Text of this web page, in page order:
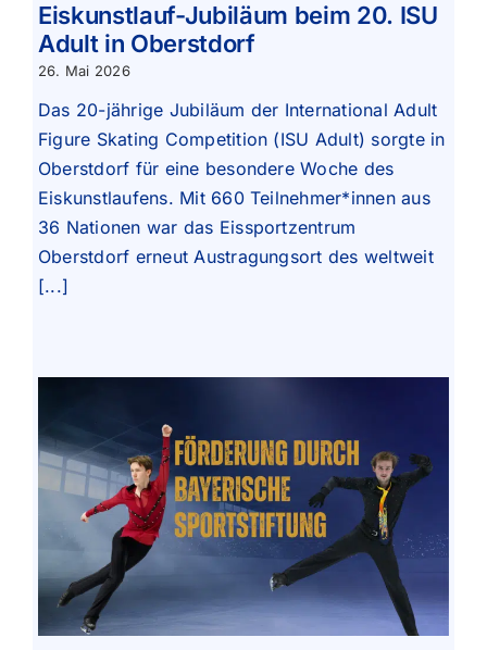
Eiskunstlauf-Jubiläum beim 20. ISU
Adult in Oberstdorf
26. Mai 2026
Das 20-jährige Jubiläum der International Adult
Figure Skating Competition (ISU Adult) sorgte in
Oberstdorf für eine besondere Woche des
Eiskunstlaufens. Mit 660 Teilnehmer*innen aus
36 Nationen war das Eissportzentrum
Oberstdorf erneut Austragungsort des weltweit
[...]